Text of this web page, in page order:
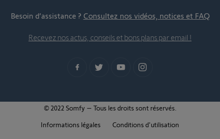
Besoin d’assistance ? Consultez nos vidéos, notices et FAQ
Recevez nos actus, conseils et bons plans par email !
© 2022 Somfy – Tous les droits sont réservés.
Informations légales
Conditions d'utilisation